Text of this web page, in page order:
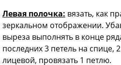
Левая полочка: вязать, как
зеркальном отображении.
выреза выполнять в конце
последних 3 петель на спице,
лицевой, провязать 1 петлю.